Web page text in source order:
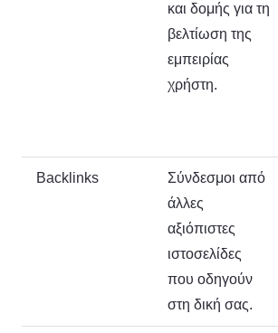
και δομής για τη
βελτίωση της
εμπειρίας
χρήστη.
Backlinks
Σύνδεσμοι από
άλλες
αξιόπιστες
ιστοσελίδες
που οδηγούν
στη δική σας.